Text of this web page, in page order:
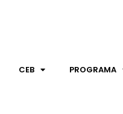
CEB PROGRAMA